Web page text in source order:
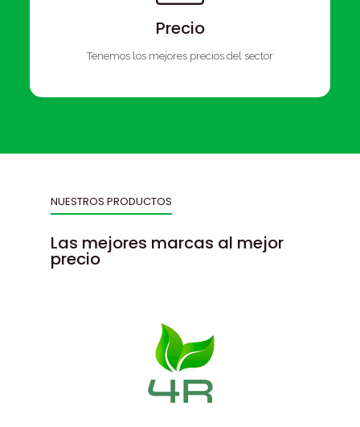
Precio
Tenemos los mejores precios del sector
NUESTROS PRODUCTOS
Las mejores marcas al mejor
precio